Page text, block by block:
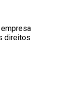
direitos